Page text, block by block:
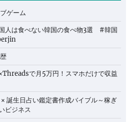
ゲーム
人は食べない韓国の食べ物3選 #韓国
で月5万円！スマホだけで収益
誕生日占い鑑定書作成バイブル～稼ぎ
ビジネス